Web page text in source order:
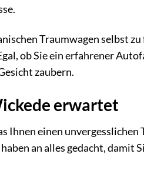
Traumwagen selbst
ob Sie ein erfahrener
zaubern.
erwartet
Ihnen einen unvergesslichen
an alles gedacht, damit